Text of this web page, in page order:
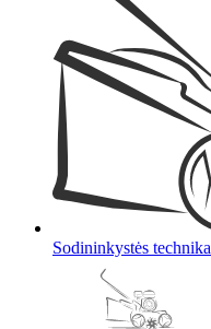
Sodininkystės technika